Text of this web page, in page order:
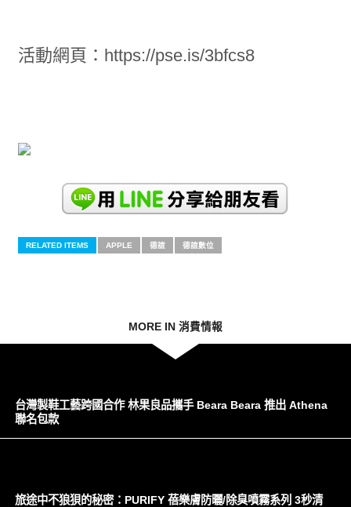
活動網頁：https://pse.is/3bfcs8
RELATED ITEMS APPLE 德誼 德誼數位
MORE IN 消費情報
台灣製鞋工藝跨國合作 林果良品攜手 Beara Beara 推出 Athena
聯名包款
旅途中不狼狽的秘密：PURIFY 蓓樂膚防曬/除臭噴霧系列 3秒清